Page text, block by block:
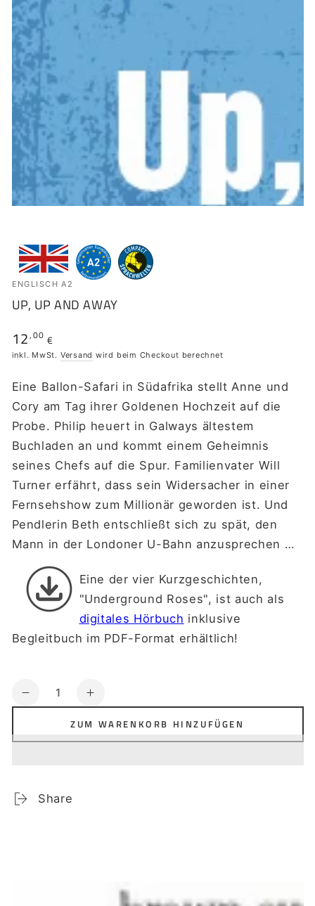
ENGLISCH A2
UP, UP AND AWAY
Regulärer
Preis
12,00 €
inkl. MwSt. Versand wird beim Checkout berechnet
Eine Ballon-Safari in Südafrika stellt Anne und
Cory am Tag ihrer Goldenen Hochzeit auf die
Probe. Philip heuert in Galways ältestem
Buchladen an und kommt einem Geheimnis
seines Chefs auf die Spur. Familienvater Will
Turner erfährt, dass sein Widersacher in einer
Fernsehshow zum Millionär geworden ist. Und
Pendlerin Beth entschließt sich zu spät, den
Mann in der Londoner U-Bahn anzusprechen …
Eine der vier Kurzgeschichten,
"Underground Roses", ist auch als
digitales Hörbuch inklusive
Begleitbuch im PDF-Format erhältlich!
Verringere
and
Erhöhe
Menge
ZUM WARENKORB HINZUFÜGEN
Share